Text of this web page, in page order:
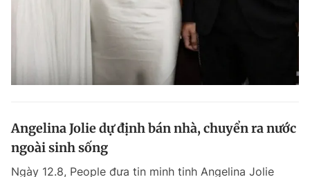
Angelina Jolie dự định bán nhà, chuyển ra nước
ngoài sinh sống
Ngày 12.8, People đưa tin minh tinh Angelina Jolie